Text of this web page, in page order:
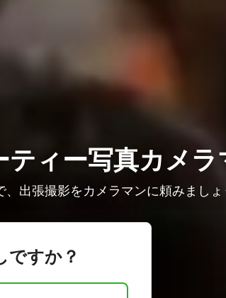
ティー写真カメ
出張撮影をカメラマンに頼みましょ
ですか？